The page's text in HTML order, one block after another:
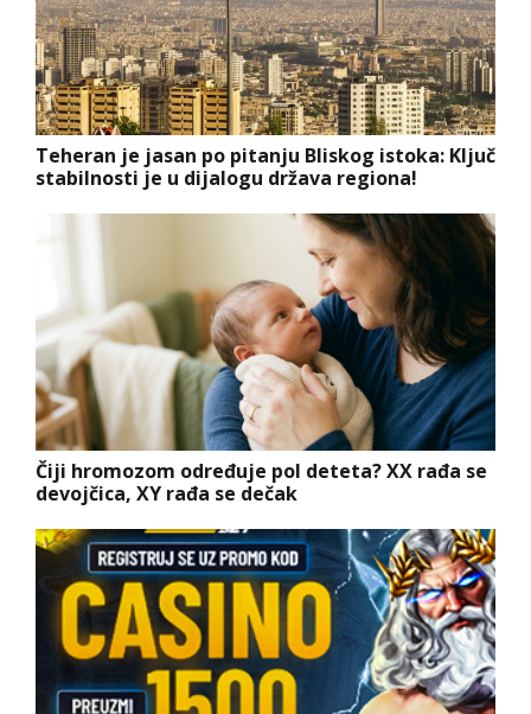
Teheran je jasan po pitanju Bliskog istoka: Ključ
stabilnosti je u dijalogu država regiona!
Čiji hromozom određuje pol deteta? XX rađa se
devojčica, XY rađa se dečak